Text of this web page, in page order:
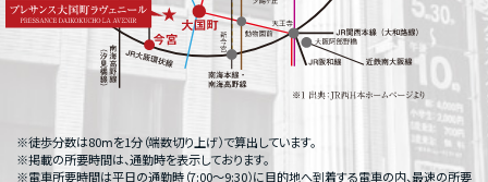
※徒歩分数は80ⅿを1分（端数切り上げ）で算出しています。
※掲載の所要時間は、通勤時を表示しております。
※電車所要時間は平日の通勤時（7:00〜9:30）に目的地へ到着する電車の内、最速の所要